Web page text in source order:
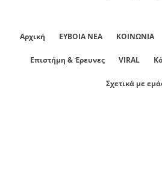
Αρχική ΕΥΒΟΙΑ ΝΕΑ ΚΟΙΝΩΝΙΑ
Επιστήμη & Έρευνες VIRAL
Σχετικά με